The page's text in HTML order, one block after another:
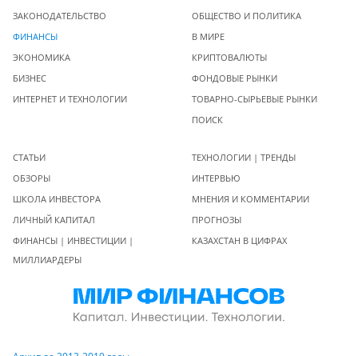
ЗАКОНОДАТЕЛЬСТВО
ФИНАНСЫ
ЭКОНОМИКА
БИЗНЕС
ИНТЕРНЕТ И ТЕХНОЛОГИИ
ОБЩЕСТВО И ПОЛИТИКА
В МИРЕ
КРИПТОВАЛЮТЫ
ФОНДОВЫЕ РЫНКИ
ТОВАРНО-СЫРЬЕВЫЕ РЫНКИ
ПОИСК
СТАТЬИ
ОБЗОРЫ
ШКОЛА ИНВЕСТОРА
ЛИЧНЫЙ КАПИТАЛ
ФИНАНСЫ | ИНВЕСТИЦИИ |
МИЛЛИАРДЕРЫ
ТЕХНОЛОГИИ | ТРЕНДЫ
ИНТЕРВЬЮ
МНЕНИЯ И КОММЕНТАРИИ
ПРОГНОЗЫ
КАЗАХСТАН В ЦИФРАХ